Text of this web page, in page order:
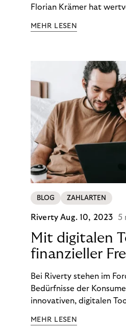
Florian Krämer hat
möchten.
MEHR LESEN
BLOG ZAHLARTEN
RivertyAug. 10, 2023 5
Mit digitalen
finanzieller
Bei Riverty stehen im
Bedürfnisse der
innovativen, digitalen
ein Leben in finanzieller
MEHR LESEN